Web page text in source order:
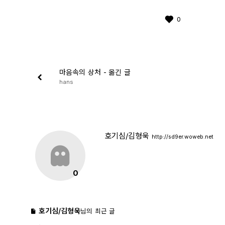
0
마음속의 상처 - 옮긴 글
hans
0
호기심/김형욱 http://sd9er.woweb.net
호기심/김형욱님의 최근 글